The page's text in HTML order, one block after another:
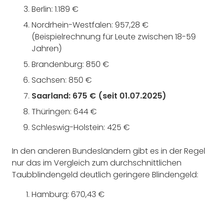
Berlin: 1.189 €
Nordrhein-Westfalen: 957,28 €
(Beispielrechnung für Leute zwischen 18-59
Jahren)
Brandenburg: 850 €
Sachsen: 850 €
Saarland: 675 € (seit 01.07.2025)
Thüringen: 644 €
Schleswig-Holstein: 425 €
In den anderen Bundesländern gibt es in der Regel
nur das im Vergleich zum durchschnittlichen
Taubblindengeld deutlich geringere Blindengeld:
Hamburg: 670,43 €